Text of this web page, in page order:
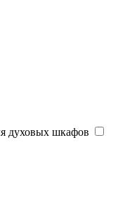
духовых шкафов